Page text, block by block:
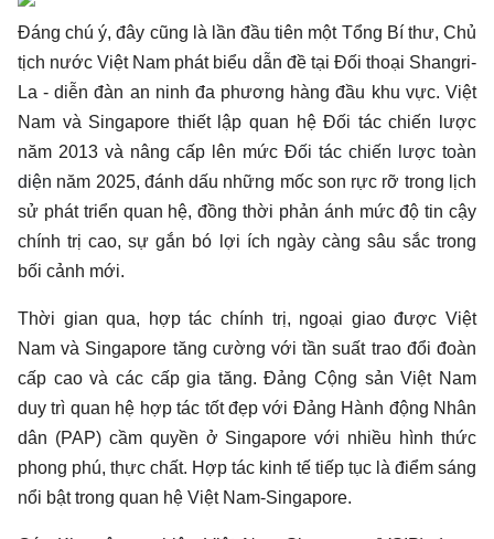
Đáng chú ý, đây cũng là lần đầu tiên một Tổng Bí thư, Chủ
tịch nước Việt Nam phát biểu dẫn đề tại Đối thoại Shangri-
La - diễn đàn an ninh đa phương hàng đầu khu vực. Việt
Nam và Singapore thiết lập quan hệ Đối tác chiến lược
năm 2013 và nâng cấp lên mức Đối tác chiến lược toàn
diện năm 2025, đánh dấu những mốc son rực rỡ trong lịch
sử phát triển quan hệ, đồng thời phản ánh mức độ tin cậy
chính trị cao, sự gắn bó lợi ích ngày càng sâu sắc trong
bối cảnh mới.
Thời gian qua, hợp tác chính trị, ngoại giao được Việt
Nam và Singapore tăng cường với tần suất trao đổi đoàn
cấp cao và các cấp gia tăng. Đảng Cộng sản Việt Nam
duy trì quan hệ hợp tác tốt đẹp với Đảng Hành động Nhân
dân (PAP) cầm quyền ở Singapore với nhiều hình thức
phong phú, thực chất. Hợp tác kinh tế tiếp tục là điểm sáng
nổi bật trong quan hệ Việt Nam-Singapore.